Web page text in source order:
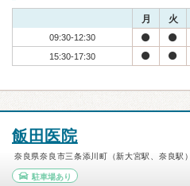
月 火
09:30-12:30
15:30-17:30
飯田医院
奈良県奈良市三条添川町（新大宮駅、奈良駅）
駐車場あり